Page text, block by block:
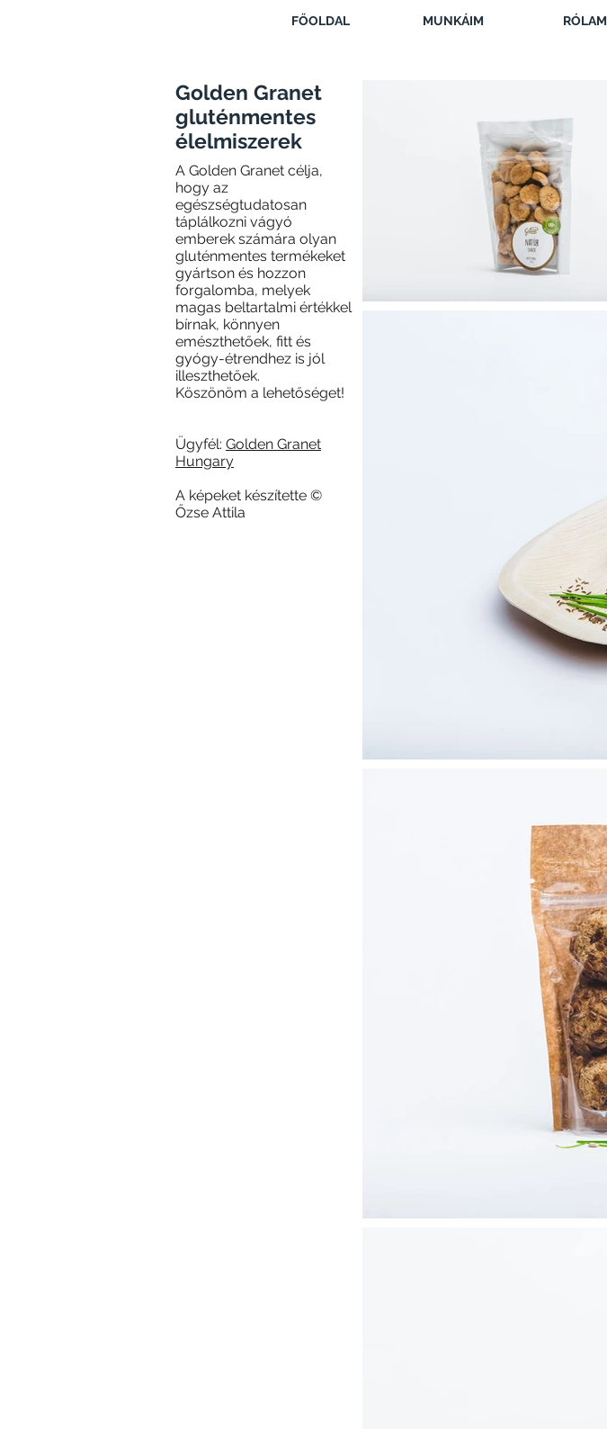
FŐOLDAL MUNKÁIM RÓLAM
Golden Granet
gluténmentes
élelmiszerek
A Golden Granet célja,
hogy az
egészségtudatosan
táplálkozni vágyó
emberek számára olyan
gluténmentes termékeket
gyártson és hozzon
forgalomba, melyek
magas beltartalmi értékkel
bírnak, könnyen
emészthetőek, fitt és
gyógy-étrendhez is jól
illeszthetőek.
Köszönöm a lehetőséget!
Ügyfél: Golden Granet
Hungary
A képeket készítette ©
Őzse Attila